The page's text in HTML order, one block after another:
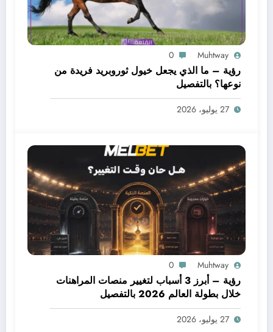
Muhtway
0
رؤية – ما الذي يجعل خيول ثوروبريد فريدة من
نوعها؟ بالتفصيل
27 يوليو، 2026
Muhtway
0
رؤية – أبرز 3 أسباب لتغيير منصات المراهنات
خلال بطولة العالم 2026 بالتفصيل
27 يوليو، 2026